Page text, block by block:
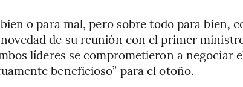
o para mal, pero sobre todo para bien,
de su reunión con el primer
líderes se comprometieron a negociar
beneficioso” para el otoño.